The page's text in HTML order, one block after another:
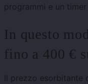
programmi e un
In questo
fino a 400 €
Il prezzo esorbitante